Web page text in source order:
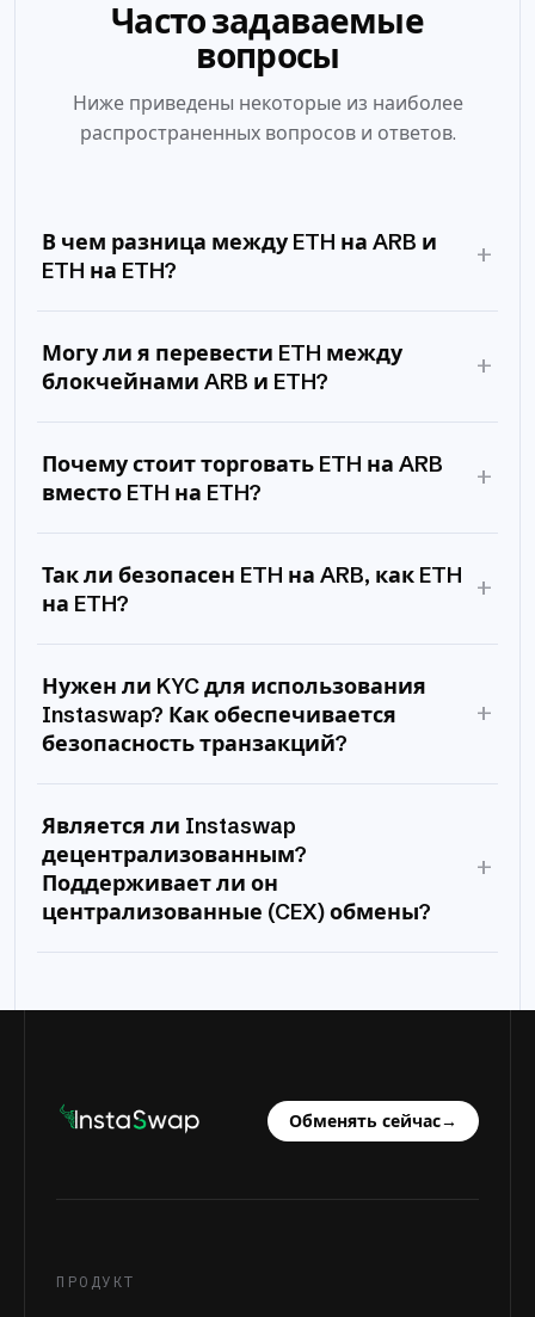
Часто задаваемые
вопросы
Ниже приведены некоторые из наиболее
распространенных вопросов и ответов.
В чем разница между ETH на ARB и
ETH на ETH?
+
Могу ли я перевести ETH между
блокчейнами ARB и ETH?
+
Почему стоит торговать ETH на ARB
вместо ETH на ETH?
+
Так ли безопасен ETH на ARB, как ETH
на ETH?
+
Нужен ли KYC для использования
Instaswap? Как обеспечивается
безопасность транзакций?
+
Является ли Instaswap
децентрализованным?
Поддерживает ли он
централизованные (CEX) обмены?
+
Обменять сейчас→
ПРОДУКТ